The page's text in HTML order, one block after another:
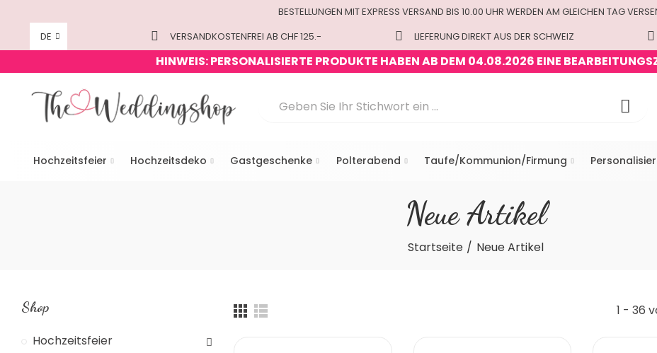
BESTELLUNGEN MIT EXPRESS VERSAND BIS 10.00 UHR WERDEN AM GLEICHEN TAG
DE
VERSANDKOSTENFREI AB CHF 125.- LIEFERUNG DIREKT AUS DER SCHWEIZ
HINWEIS: PERSONALISIERTE PRODUKTE HABEN AB DEM 04.08.2026 EINE
Hochzeitsfeier Hochzeitsdeko Gastgeschenke Polterabend Taufe/Kommunion/Firmung
Neue Artikel
Startseite Neue Artikel
1 - 36
Shop
Hochzeitsfeier